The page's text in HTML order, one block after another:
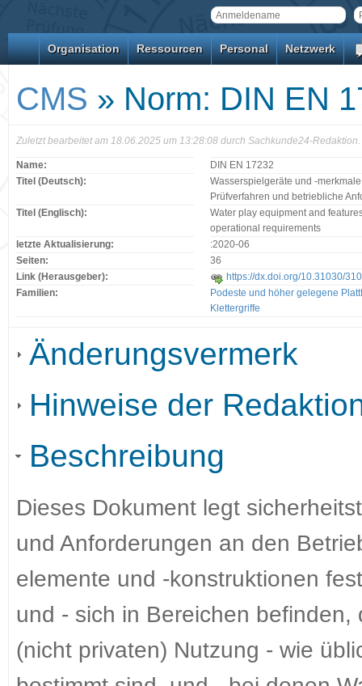
Organisation Ressourcen Personal Netzwerk
CMS » Norm: DIN EN
Zuletzt bearbeitet am 18.06.2025 um 13:28:08 durch Sachkunde24-Redaktion.
Name:
DIN EN 17232
Titel (Deutsch):
Wasserspielgeräte und -
Prüfverfahren und betriebliche
Titel (Englisch):
Water play equipment and
operational requirements
letzte Aktualisierung:
:2020-06
Seiten:
36
Link (Herausgeber):
https://dx.doi.org/10.31030/
Familien:
Podeste und höher gelegene
Klettergriffe
Änderungsvermerk
Hinweise der
Beschreibung
Dieses Dokument legt
und Anforderungen an den
elemente und -konstruktionen
und - sich in Bereichen
(nicht privaten) Nutzung - wie